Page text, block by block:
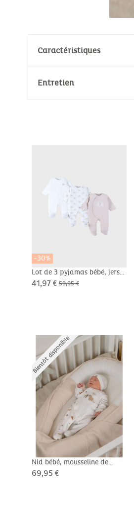
Caractéristiques
Entretien
-30%
Lot de 3 pyjamas bébé, jersey
41,97 € 59,95 €
Bientôt disponible
Nid bébé, mousseline de
coton bio
69,95 €